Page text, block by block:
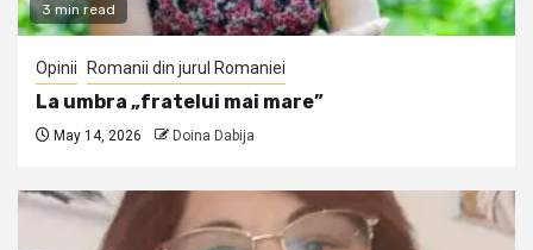
3 min read
Opinii Romanii din jurul Romaniei
La umbra „fratelui mai mare”
May 14, 2026 Doina Dabija